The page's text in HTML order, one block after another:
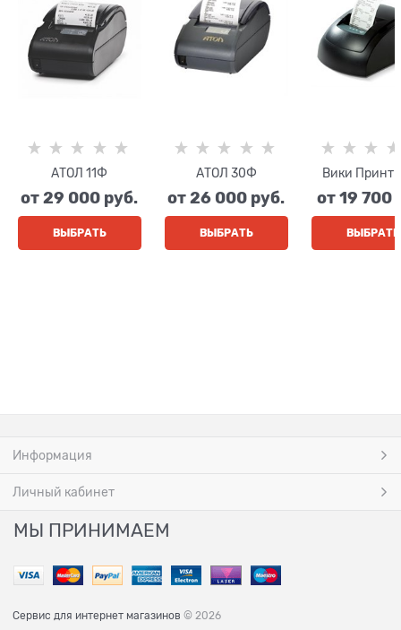
АТОЛ 11Ф
от29 000 руб.
ВЫБРАТЬ
АТОЛ 30Ф
от26 000 руб.
ВЫБРАТЬ
Вики Принт
от19 700
ВЫБРАТЬ
Информация
Личный кабинет
МЫ ПРИНИМАЕМ
Сервис для интернет магазинов © 2026